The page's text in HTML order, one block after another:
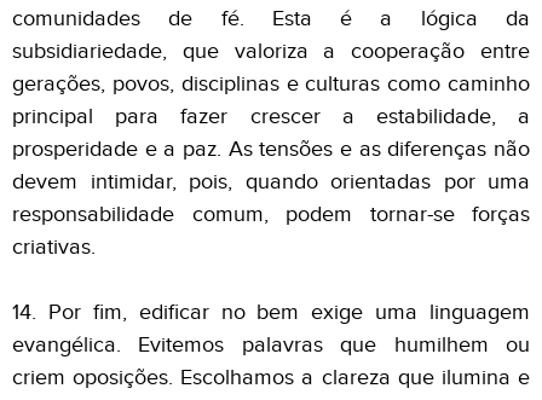
comunidades de fé. Esta é a lógica da
subsidiariedade, que valoriza a cooperação entre
gerações, povos, disciplinas e culturas como caminho
principal para fazer crescer a estabilidade, a
prosperidade e a paz. As tensões e as diferenças não
devem intimidar, pois, quando orientadas por uma
responsabilidade comum, podem tornar-se forças
criativas.
14. Por fim, edificar no bem exige uma linguagem
evangélica. Evitemos palavras que humilhem ou
criem oposições. Escolhamos a clareza que ilumina e